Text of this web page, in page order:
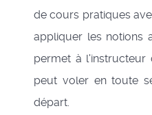
de cours pratiques
appliquer les notions
permet à l'instructeur
peut voler en toute
départ.